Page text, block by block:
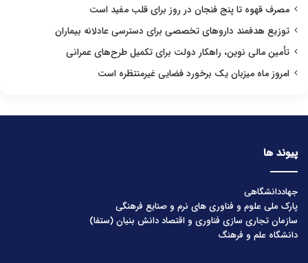
مصرف قهوه تا پنج فنجان در روز برای قلب مفید است
توزیع هدفمند داروهای تخصصی برای دسترسی عادلانه بیماران
تأمین مالی نوین، راهکار دولت برای تکمیل طرح‌های عمرانی
امروز ماه میزبان یک برخورد فضایی غیرمنتظره است
پیوند ها
جهاددانشگاهی
پارک ملی علوم و فناوری های نرم و صنایع فرهنگی
سازمان تجاری سازی فناوری و اقتصاد دانش بنیان (ستفا)
دانشگاه علم و فرهنگ